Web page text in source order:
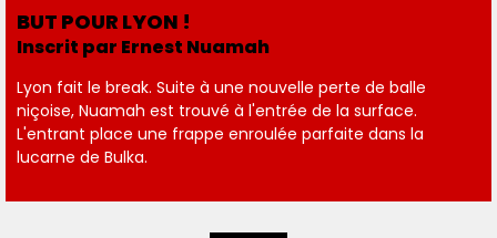
BUT POUR LYON !
Inscrit par Ernest Nuamah
Lyon fait le break. Suite à une nouvelle perte de balle
niçoise, Nuamah est trouvé à l'entrée de la surface.
L'entrant place une frappe enroulée parfaite dans la
lucarne de Bulka.